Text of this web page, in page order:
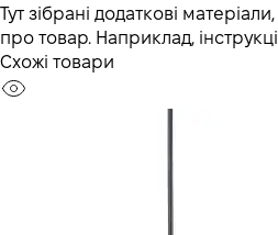
Тут зібрані додаткові
про товар. Наприклад,
Схожі товари